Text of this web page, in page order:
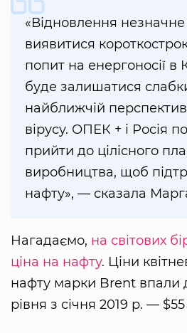
«Відновлення
виявитися
попит на енергоносії в
буде залишатися
найближчій
вірусу. ОПЕК + і Росія
прийти до цілісного
виробництва, щоб
нафту», — сказала
Нагадаємо, на світових
ціна на нафту. Ціни
нафту марки Brent впали
рівня з січня 2019 р. —